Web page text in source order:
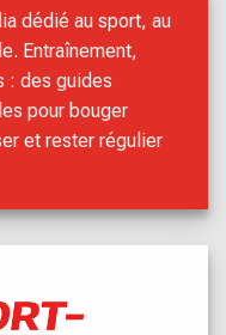
dédié au sport, au
Entraînement,
: des guides
pour bouger
et rester régulier